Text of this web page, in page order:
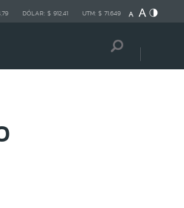
DÓLAR: $ 912,41 UTM: $ 71.649